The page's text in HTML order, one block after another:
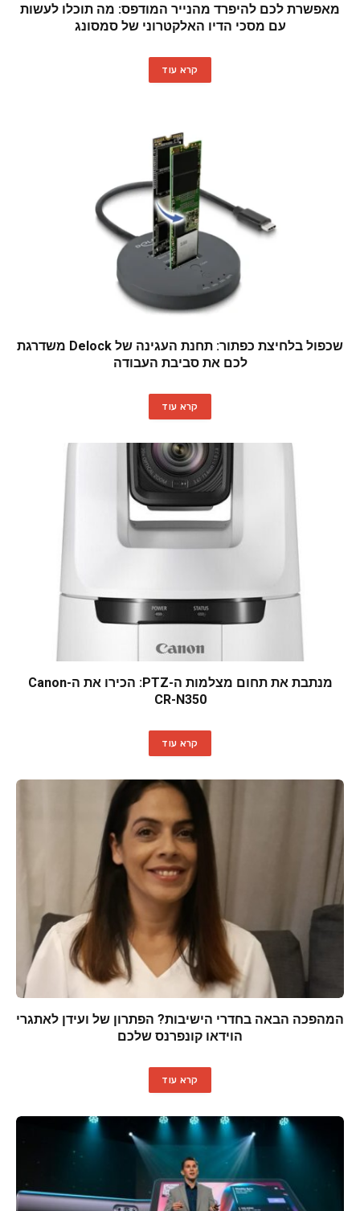
מאפשרת לכם להיפרד מהנייר המודפס: מה תוכלו לעשות
עם מסכי הדיו האלקטרוני של סמסונג
קרא עוד
שכפול בלחיצת כפתור: תחנת העגינה של Delock משדרגת
לכם את סביבת העבודה
קרא עוד
מנתבת את תחום מצלמות ה-PTZ: הכירו את ה-Canon
CR-N350
קרא עוד
המהפכה הבאה בחדרי הישיבות? הפתרון של ועידן לאתגרי
הוידאו קונפרנס שלכם
קרא עוד